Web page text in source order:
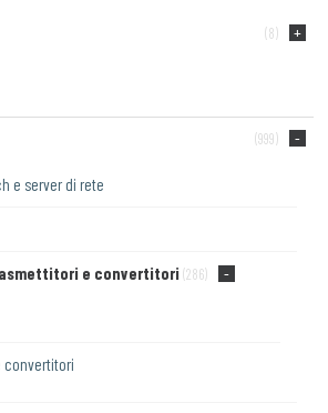
(8)
(999)
e server di rete
e convertitori (286)
convertitori